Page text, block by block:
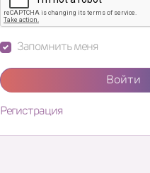
Запомнить меня
Войти
Регистрация